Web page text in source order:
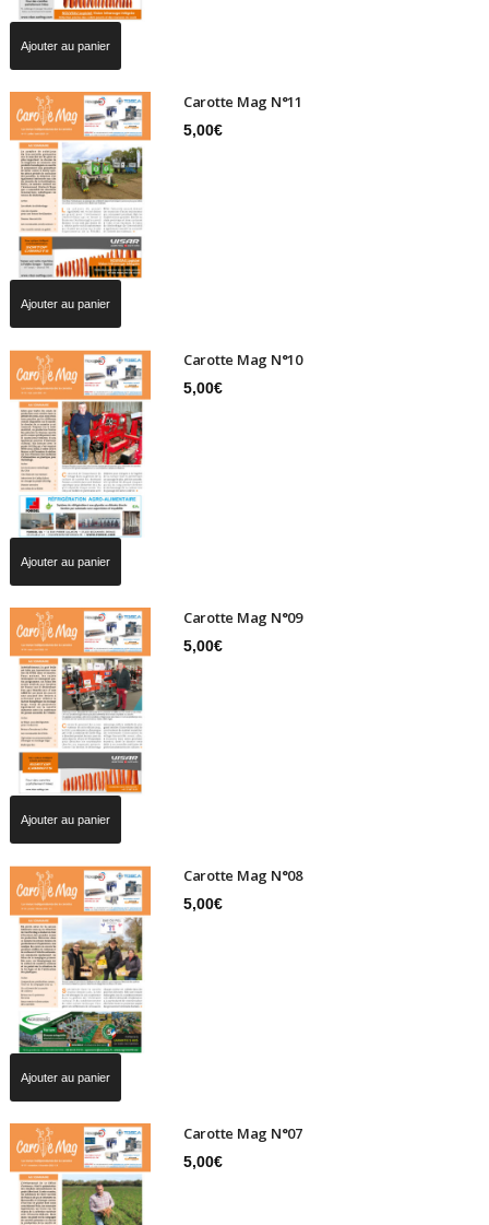
Ajouter au panier
Carotte Mag N°11
5,00€
Ajouter au panier
Carotte Mag N°10
5,00€
Ajouter au panier
Carotte Mag N°09
5,00€
Ajouter au panier
Carotte Mag N°08
5,00€
Ajouter au panier
Carotte Mag N°07
5,00€